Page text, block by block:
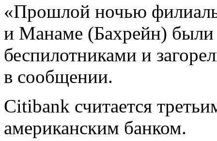
«Прошлой ночью
и Манаме (Бахрейн)
беспилотниками и
в сообщении.
Citibank считается
американским банком.